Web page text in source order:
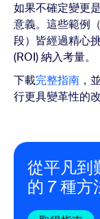
如果不確定變更
意義。這些範例
段）皆經過精心
(ROI) 納入考量。
下載完整指南 ，
行更具變革性的
從平凡到
的 7 種方